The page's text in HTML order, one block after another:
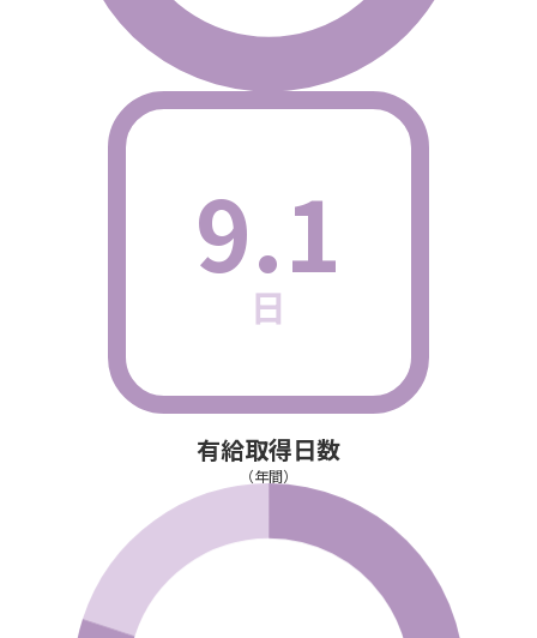
9.1
日
有給取得日数
（年間）